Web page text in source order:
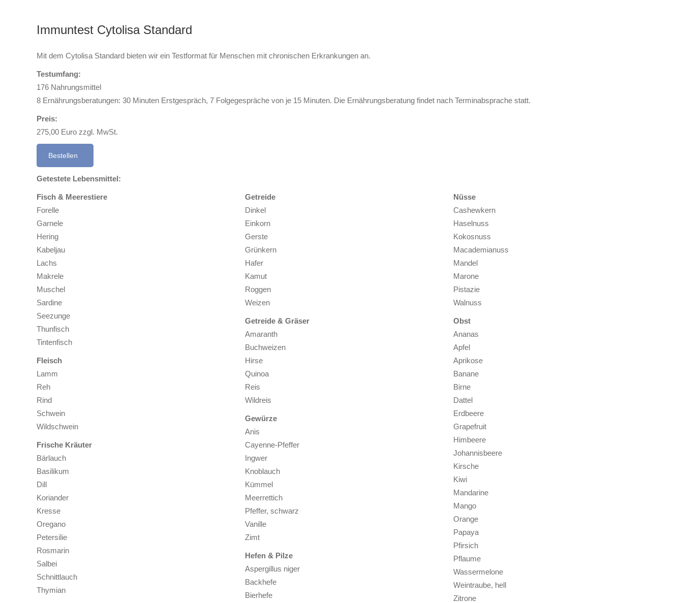
Immuntest Cytolisa Standard
Mit dem Cytolisa Standard bieten wir ein Testformat für Menschen mit chronischen Erkrankungen an.
Testumfang:
176 Nahrungsmittel
8 Ernährungsberatungen: 30 Minuten Erstgespräch, 7 Folgegespräche von je 15 Minuten. Die Ernährungsberatung findet nach Terminabsprache statt.
Preis:
275,00 Euro zzgl. MwSt.
Bestellen
Getestete Lebensmittel:
Fisch & Meerestiere
Forelle
Garnele
Hering
Kabeljau
Lachs
Makrele
Muschel
Sardine
Seezunge
Thunfisch
Tintenfisch
Fleisch
Lamm
Reh
Rind
Schwein
Wildschwein
Frische Kräuter
Bärlauch
Basilikum
Dill
Koriander
Kresse
Oregano
Petersilie
Rosmarin
Salbei
Schnittlauch
Thymian
Getreide
Dinkel
Einkorn
Gerste
Grünkern
Hafer
Kamut
Roggen
Weizen
Getreide & Gräser
Amaranth
Buchweizen
Hirse
Quinoa
Reis
Wildreis
Gewürze
Anis
Cayenne-Pfeffer
Ingwer
Knoblauch
Kümmel
Meerrettich
Pfeffer, schwarz
Vanille
Zimt
Hefen & Pilze
Aspergillus niger
Backhefe
Bierhefe
Nüsse
Cashewkern
Haselnuss
Kokosnuss
Macademianuss
Mandel
Marone
Pistazie
Walnuss
Obst
Ananas
Apfel
Aprikose
Banane
Birne
Dattel
Erdbeere
Grapefruit
Himbeere
Johannisbeere
Kirsche
Kiwi
Mandarine
Mango
Orange
Papaya
Pfirsich
Pflaume
Wassermelone
Weintraube, hell
Zitrone